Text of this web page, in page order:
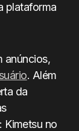
plataforma
anúncios,
. Além
da
Kimetsu no